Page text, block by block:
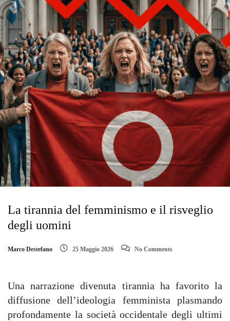
La tirannia del femminismo e il risveglio
degli uomini
Marco Destefano 25 Maggio 2026 No Comments
Una narrazione divenuta tirannia ha favorito la
diffusione dell’ideologia femminista plasmando
profondamente la società occidentale degli ultimi